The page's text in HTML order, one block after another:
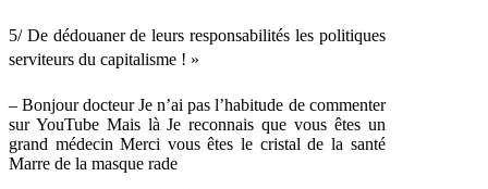
5/ De dédouaner de leurs responsabilités les politiques
serviteurs du capitalisme ! »
– Bonjour docteur Je n’ai pas l’habitude de commenter
sur YouTube Mais là Je reconnais que vous êtes un
grand médecin Merci vous êtes le cristal de la santé
Marre de la masque rade